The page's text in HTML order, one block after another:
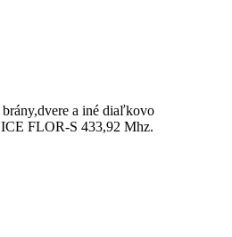
a iné diaľkovo
FLOR-S 433,92 Mhz.